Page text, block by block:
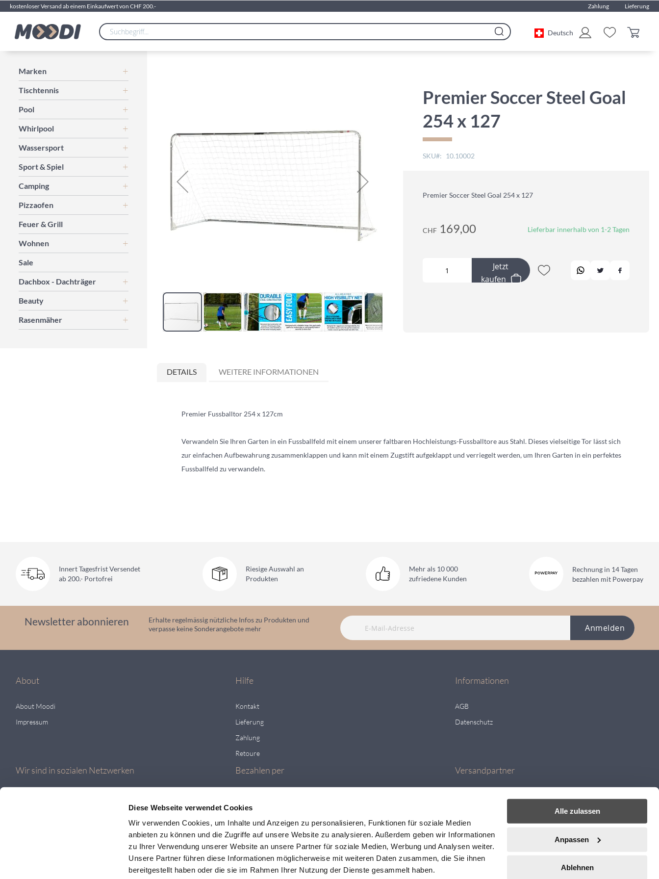
Diese Webseite verwendet Cookies
Wir verwenden Cookies, um Inhalte und Anzeigen zu personalisieren, Funktionen für soziale Medien
anbieten zu können und die Zugriffe auf unsere Website zu analysieren. Außerdem geben wir Informationen
zu Ihrer Verwendung unserer Website an unsere Partner für soziale Medien, Werbung und Analysen weiter.
Unsere Partner führen diese Informationen möglicherweise mit weiteren Daten zusammen, die Sie ihnen
bereitgestellt haben oder die sie im Rahmen Ihrer Nutzung der Dienste gesammelt haben.
Alle zulassen
Anpassen
Ablehnen
kostenloser Versand ab einem Einkaufwert von CHF 200.- Zahlung Lieferung
Search
Deutsch
Premier Soccer Steel Goal
254 x 127
SKU 10.10002
Premier Soccer Steel Goal 254 x 127
CHF 169,00 Lieferbar innerhalb von 1-2 Tagen
Jetzt
kaufen
Bildgalerie
DETAILS
Premier Fussballtor 254 x 127cm
Verwandeln Sie Ihren Garten in ein Fussballfeld mit einem unserer faltbaren Hochleistungs-Fussballtore aus Stahl. Dieses vielseitige Tor lässt sich
zur einfachen Aufbewahrung zusammenklappen und kann mit einem Zugstift aufgeklappt und verriegelt werden, um Ihren Garten in ein perfektes
Fussballfeld zu verwandeln.
WEITERE INFORMATIONEN
Marken
Tischtennis
Pool
Whirlpool
Wassersport
Sport & Spiel
Camping
Pizzaofen
Feuer & Grill
Wohnen
Sale
Dachbox - Dachträger
Beauty
Rasenmäher
Innert Tagesfrist Versendet
ab 200.- Portofrei
Riesige Auswahl an
Produkten
Mehr als 10 000
zufriedene Kunden
Rechnung in 14 Tagen
bezahlen mit Powerpay
Newsletter abonnieren
Erhalte regelmässig nützliche Infos zu Produkten und
verpasse keine Sonderangebote mehr
Anmelden
About
About Moodi
Impressum
Hilfe
Kontakt
Lieferung
Zahlung
Retoure
Informationen
AGB
Datenschutz
Wir sind in sozialen Netzwerken Bezahlen per Versandpartner
Viele weitere Artikel finden Sie auf